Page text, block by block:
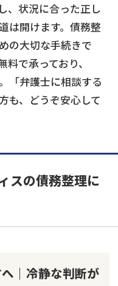
、状況に合った正し
は開けます。債務整
の大切な手続きで
で承っており、
「弁護士に相談する
も、どうぞ安心して
スの債務整理に
｜冷静な判断が